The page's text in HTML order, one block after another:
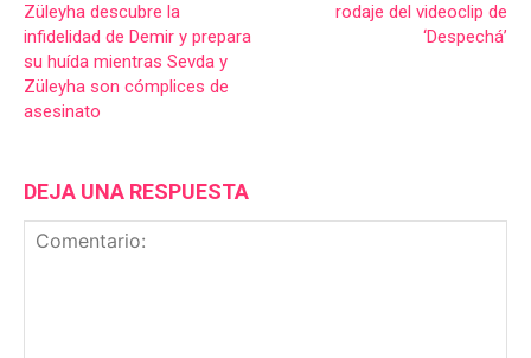
Züleyha descubre la
infidelidad de Demir y prepara
su huída mientras Sevda y
Züleyha son cómplices de
asesinato
rodaje del videoclip de
‘Despechá’
DEJA UNA RESPUESTA